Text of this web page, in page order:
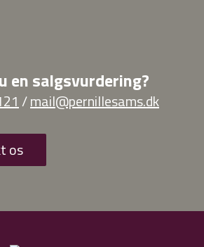
en salgsvurdering?
/mail@pernillesams.dk
os